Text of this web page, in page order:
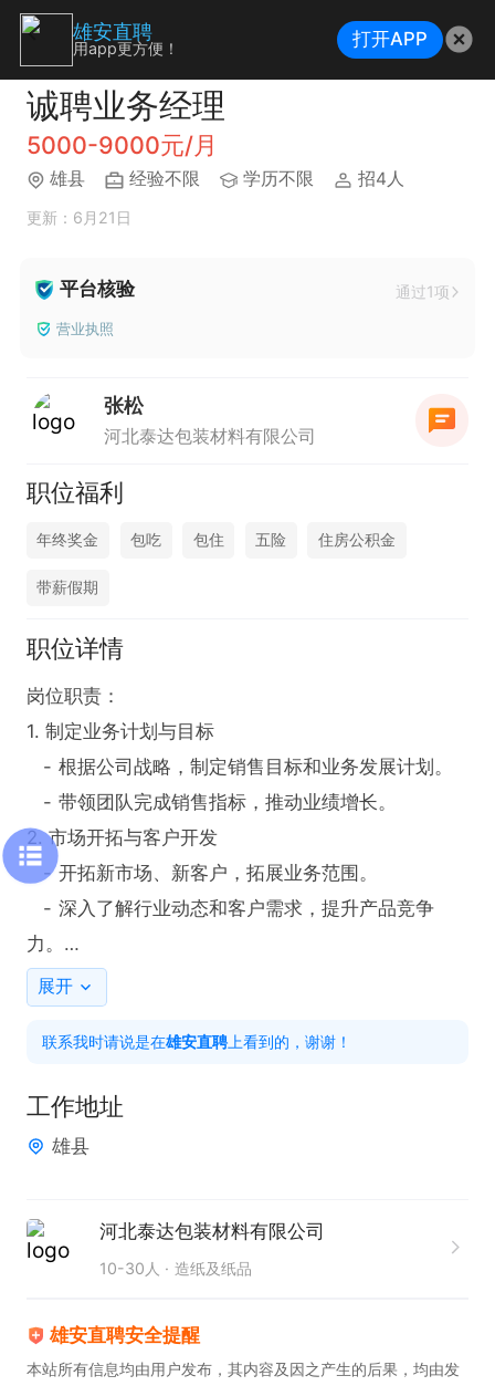
诚聘业务经理
5000-9000元/月
雄县 经验不限 学历不限 招4人
更新：6月21日
平台核验 通过1项
营业执照
张松
河北泰达包装材料有限公司
职位福利
年终奖金 包吃 包住 五险 住房公积金
带薪假期
职位详情
岗位职责：
1. 制定业务计划与目标
   - 根据公司战略，制定销售目标和业务发展计划。
   - 带领团队完成销售指标，推动业绩增长。
2. 市场开拓与客户开发
   - 开拓新市场、新客户，拓展业务范围。
   - 深入了解行业动态和客户需求，提升产品竞争
力。
3. 团队管理与培训
   - 指导和培训业务员，提升团队整体能力。
   - 处理客户投诉，维护客户关系，提高客户满意
4. 跨部门协作
   - 与其他部门（如产品、运营、市场等）保持良好
薪资待遇：
岗位要求：
展开
联系我时请说是在雄安直聘 上看到的，谢谢！
工作地址
雄县
河北泰达包装材料有限公司
10-30人 造纸及纸品
雄安直聘安全提醒
本站所有信息均由用户发布，其内容及因之产生的后果，均由发
雄安直聘
用app更方便！ 打开APP